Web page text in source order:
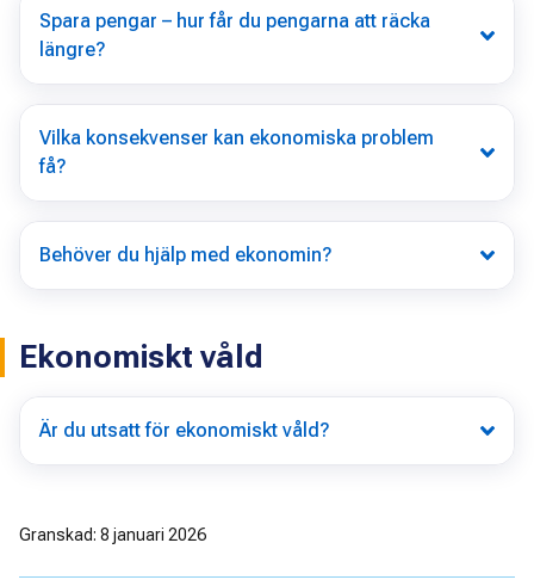
Spara pengar – hur får du pengarna att räcka
längre?
Vilka konsekvenser kan ekonomiska problem
få?
Behöver du hjälp med ekonomin?
Ekonomiskt våld
Är du utsatt för ekonomiskt våld?
Granskad: 8 januari 2026